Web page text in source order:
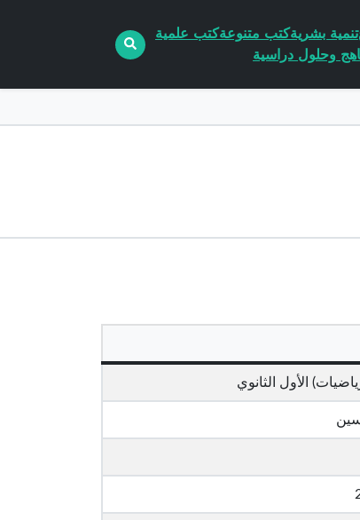
تنمية بشريةكتب متنوعةكتب علمية
وحلول دراسية